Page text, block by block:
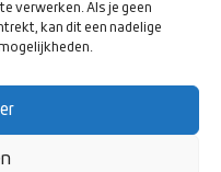
verwerken. Als je geen
kan dit een nadelige
Rugby-shots.nl